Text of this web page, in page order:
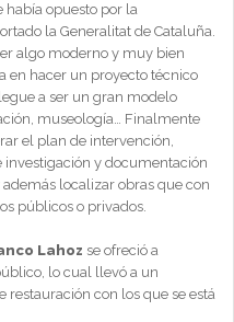
había opuesto por la
la Generalitat de Cataluña.
algo moderno y muy bien
en hacer un proyecto técnico
a ser un gran modelo
museología… Finalmente
el plan de intervención,
investigación y documentación
localizar obras que con
públicos o privados.
Lahoz se ofreció a
lo cual llevó a un
restauración con los que se está